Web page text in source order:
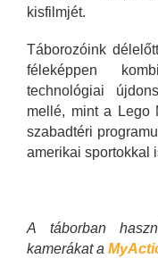
kisfilmjét.
Táborozóink
féleképpen
technológiai
mellé, mint a Lego
szabadtéri
amerikai sportokkal
A táborban
kamerákat a